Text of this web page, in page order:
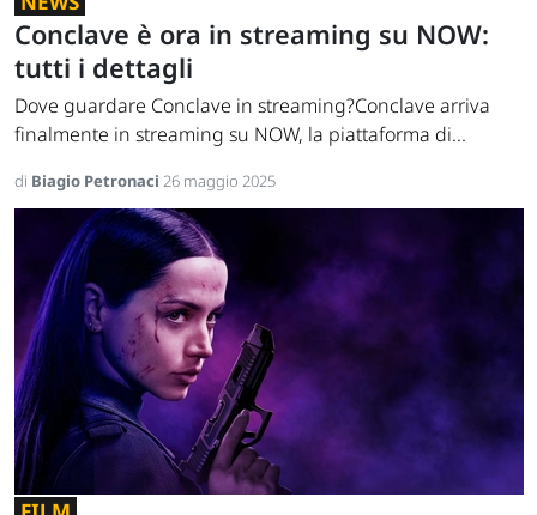
Conclave è ora in streaming su NOW:
tutti i dettagli
Dove guardare Conclave in streaming?Conclave arriva
finalmente in streaming su NOW, la piattaforma di...
di Biagio Petronaci 26 maggio 2025